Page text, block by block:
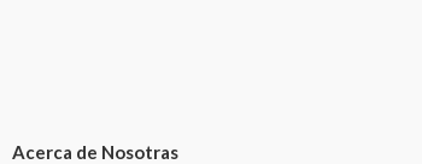
Acerca de Nosotras